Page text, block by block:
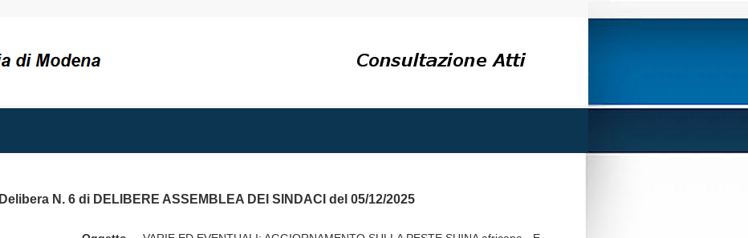
Delibera N. 6 di DELIBERE ASSEMBLEA DEI SINDACI del 05/12/2025